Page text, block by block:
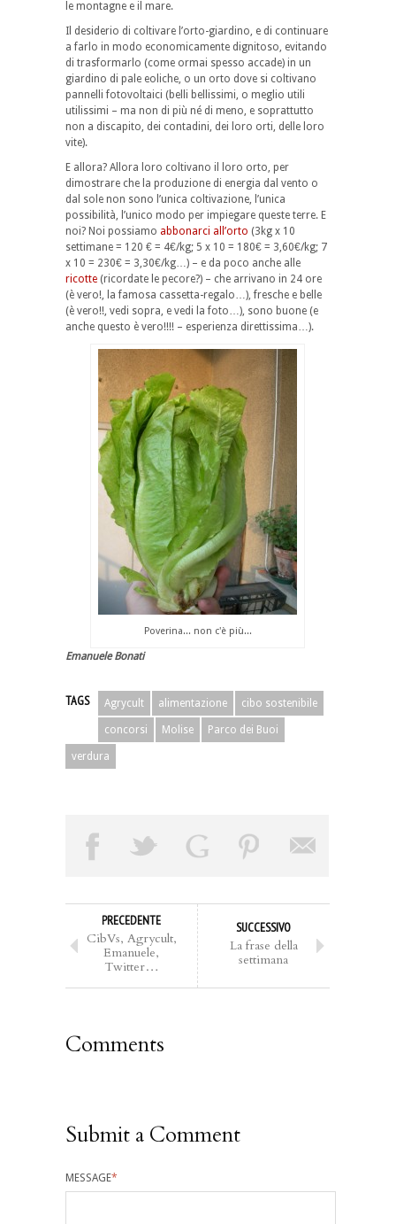
le montagne e il mare.
Il desiderio di coltivare l’orto-giardino, e di continuare
a farlo in modo economicamente dignitoso, evitando
di trasformarlo (come ormai spesso accade) in un
giardino di pale eoliche, o un orto dove si coltivano
pannelli fotovoltaici (belli bellissimi, o meglio utili
utilissimi – ma non di più né di meno, e soprattutto
non a discapito, dei contadini, dei loro orti, delle loro
vite).
E allora? Allora loro coltivano il loro orto, per
dimostrare che la produzione di energia dal vento o
dal sole non sono l’unica coltivazione, l’unica
possibilità, l’unico modo per impiegare queste terre. E
noi? Noi possiamo abbonarci all’orto (3kg x 10
settimane = 120 € = 4€/kg; 5 x 10 = 180€ = 3,60€/kg; 7
x 10 = 230€ = 3,30€/kg…) – e da poco anche alle
ricotte (ricordate le pecore?) – che arrivano in 24 ore
(è vero!, la famosa cassetta-regalo…), fresche e belle
(è vero!!, vedi sopra, e vedi la foto…), sono buone (e
anche questo è vero!!!! – esperienza direttissima…).
Poverina... non c'è più...
Emanuele Bonati
TAGS Agrycult alimentazione cibo sostenibile
concorsi Molise Parco dei Buoi
verdura
PRECEDENTE
CibVs, Agrycult,
Emanuele,
Twitter…
SUCCESSIVO
La frase della
settimana
Comments
Submit a Comment
MESSAGE*